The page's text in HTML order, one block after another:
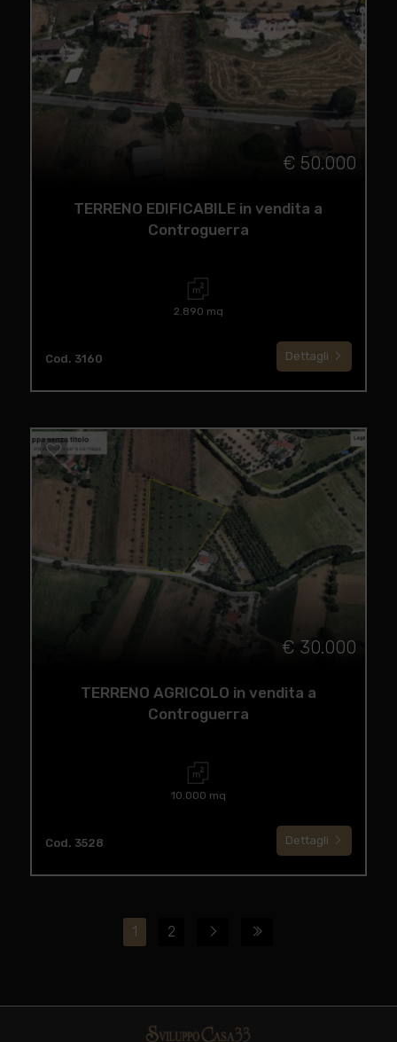
€ 50.000
TERRENO EDIFICABILE in vendita a
Controguerra
2.890 mq
Cod. 3160 Dettagli
€ 30.000
TERRENO AGRICOLO in vendita a
Controguerra
10.000 mq
Cod. 3528 Dettagli
1 2